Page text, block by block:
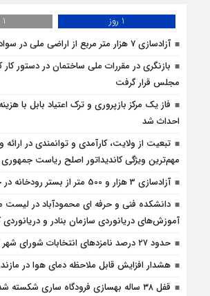
1 روز
1 هفته
آزادسازی 7 هزار متر مربع از اراضی ملی در سوادکوه
بازنگری در مقررات ملی ساختمان در دستور
مجلس قرار گرفت
احداث شد
تبعیت از ولایت، کارآمدی و توانمندی در ارائه
مهم‌ترین ویژگی کاندیداتور اصلح ریاست جمهوری
آزادسازی 3 هزار و 500 متر از بستر رودخانه در چالوس
دانشکده فنی و حرفه ای محمودآباد در
آموزش‌های دریانوردی سازمان بنادر و
حدود ۲۷ درصد نامزدهای انتخابات شورای شهر کارمند هستند
هشدار افزایش قابل ملاحظه دمای هوا در
قفل ۳۸ ساله بهسازی فرودگاه ساری شکسته شد